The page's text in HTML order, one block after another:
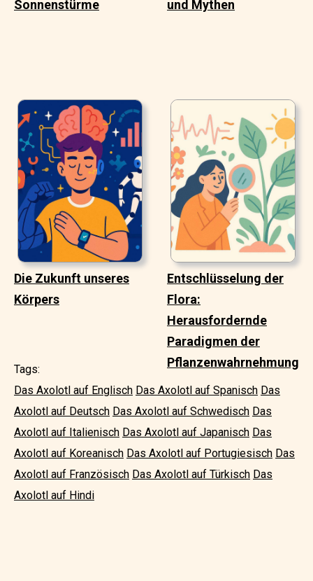
Sonnenstürme und Mythen
Die Zukunft unseres
Körpers
Entschlüsselung der
Flora:
Herausfordernde
Paradigmen der
Pflanzenwahrnehmung
Tags:
Das Axolotl auf Englisch Das Axolotl auf Spanisch Das
Axolotl auf Deutsch Das Axolotl auf Schwedisch Das
Axolotl auf Italienisch Das Axolotl auf Japanisch Das
Axolotl auf Koreanisch Das Axolotl auf Portugiesisch Das
Axolotl auf Französisch Das Axolotl auf Türkisch Das
Axolotl auf Hindi